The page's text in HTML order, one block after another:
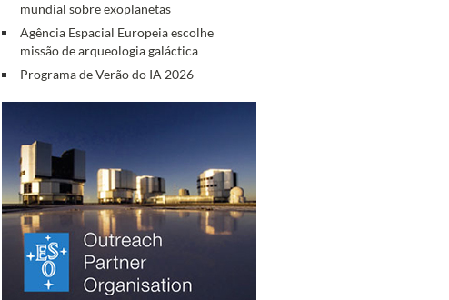
mundial sobre exoplanetas
Agência Espacial Europeia escolhe
missão de arqueologia galáctica
Programa de Verão do IA 2026